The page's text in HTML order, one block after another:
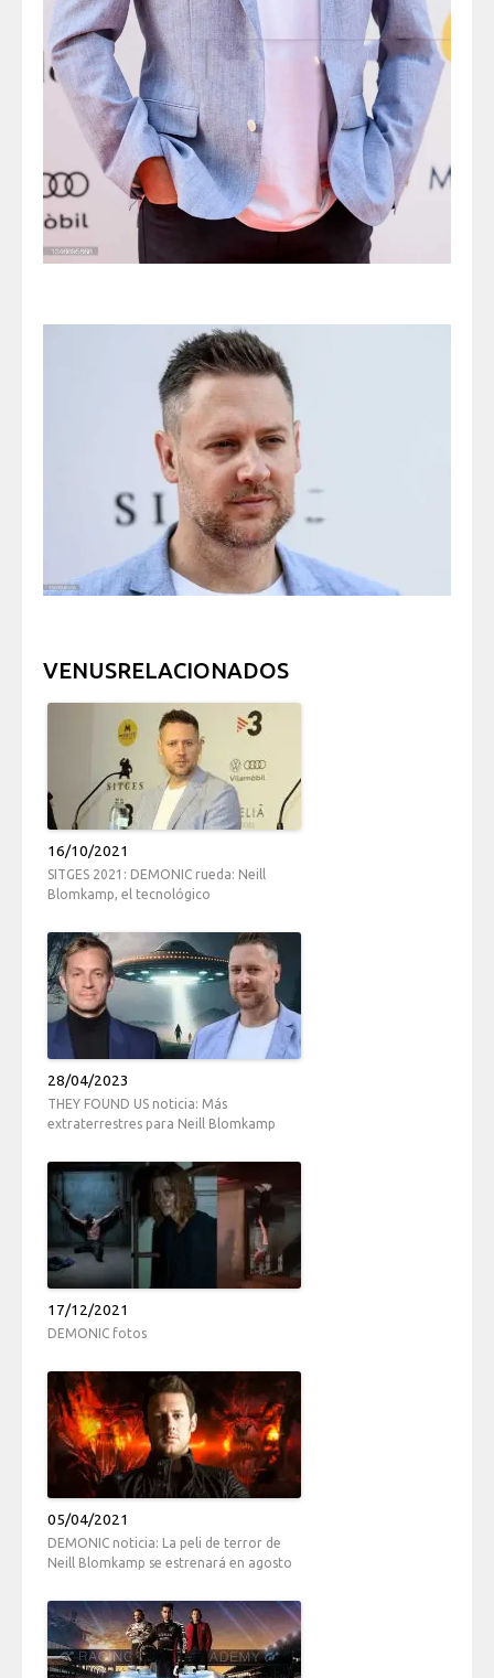
VENUSRELACIONADOS
16/10/2021
SITGES 2021: DEMONIC rueda: Neill
Blomkamp, el tecnológico
28/04/2023
THEY FOUND US noticia: Más
extraterrestres para Neill Blomkamp
17/12/2021
DEMONIC fotos
05/04/2021
DEMONIC noticia: La peli de terror de
Neill Blomkamp se estrenará en agosto